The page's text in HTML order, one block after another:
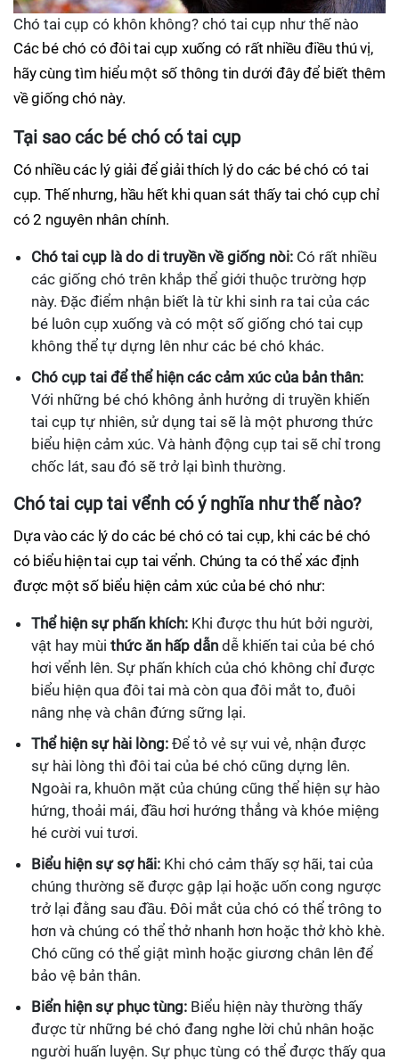
Chó tai cụp có khôn không? chó tai cụp như thế nào
Các bé chó có đôi tai cụp xuống có rất nhiều điều thú vị,
hãy cùng tìm hiểu một số thông tin dưới đây để biết thêm
về giống chó này.
Tại sao các bé chó có tai cụp
Có nhiều các lý giải để giải thích lý do các bé chó có tai
cụp. Thế nhưng, hầu hết khi quan sát thấy tai chó cụp chỉ
có 2 nguyên nhân chính.
Chó tai cụp là do di truyền về giống nòi: Có rất nhiều
các giống chó trên khắp thể giới thuộc trường hợp
này. Đặc điểm nhận biết là từ khi sinh ra tai của các
bé luôn cụp xuống và có một số giống chó tai cụp
không thể tự dựng lên như các bé chó khác.
Chó cụp tai để thể hiện các cảm xúc của bản thân:
Với những bé chó không ảnh hưởng di truyền khiến
tai cụp tự nhiên, sử dụng tai sẽ là một phương thức
biểu hiện cảm xúc. Và hành động cụp tai sẽ chỉ trong
chốc lát, sau đó sẽ trở lại bình thường.
Chó tai cụp tai vểnh có ý nghĩa như thế nào?
Dựa vào các lý do các bé chó có tai cụp, khi các bé chó
có biểu hiện tai cụp tai vểnh. Chúng ta có thể xác định
được một số biểu hiện cảm xúc của bé chó như:
Thể hiện sự phấn khích: Khi được thu hút bởi người,
vật hay mùi thức ăn hấp dẫn dễ khiến tai của bé chó
hơi vểnh lên. Sự phấn khích của chó không chỉ được
biểu hiện qua đôi tai mà còn qua đôi mắt to, đuôi
nâng nhẹ và chân đứng sững lại.
Thể hiện sự hài lòng: Để tỏ vẻ sự vui vẻ, nhận được
sự hài lòng thì đôi tai của bé chó cũng dựng lên.
Ngoài ra, khuôn mặt của chúng cũng thể hiện sự hào
hứng, thoải mái, đầu hơi hướng thẳng và khóe miệng
hé cười vui tươi.
Biểu hiện sự sợ hãi: Khi chó cảm thấy sợ hãi, tai của
chúng thường sẽ được gập lại hoặc uốn cong ngược
trở lại đằng sau đầu. Đôi mắt của chó có thể trông to
hơn và chúng có thể thở nhanh hơn hoặc thở khò khè.
Chó cũng có thể giật mình hoặc giương chân lên để
bảo vệ bản thân.
Biển hiện sự phục tùng: Biểu hiện này thường thấy
được từ những bé chó đang nghe lời chủ nhân hoặc
người huấn luyện. Sự phục tùng có thể được thấy qua